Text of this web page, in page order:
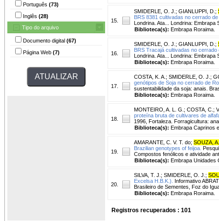
Português (73)
Inglês (28)
Tipo do arquivo
Documento digital (67)
Página Web (7)
15.
SMIDERLE, O. J. ; GIANLUPPI, D. ;
BRS 8381 cultivadas no cerrado
Londrina. Ata... Londrina: Embrapa
Biblioteca(s): Embrapa Roraima.
16.
SMIDERLE, O. J. ; GIANLUPPI, D. ;
BRS Tracajá cultivadas no
Londrina. Ata... Londrina: Embrapa
Biblioteca(s): Embrapa Roraima.
17.
COSTA, K. A. ; SMIDERLE, O. J. ;
genótipos de Soja no cerrado de
sustentabilidade da soja: anais.
Biblioteca(s): Embrapa Roraima.
18.
MONTEIRO, A. L. G. ; COSTA, C. ;
proteína bruta de cultivares de
1996, Fortaleza. Forragicultura:
Biblioteca(s): Embrapa Caprinos
19.
AMARANTE, C. V. T. do; SOUZA,
Brazilian genotypes of feijoa.
Compostos fenólicos e atividade
Biblioteca(s): Embrapa Unidades
20.
SILVA, T. J. ; SMIDERLE, O. J. ;
Excelsa H.B.K.).
Informativo
Brasileiro de Sementes, Foz do
Biblioteca(s): Embrapa Roraima.
Registros recuperados : 101